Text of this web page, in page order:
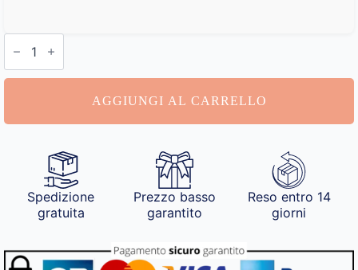
Camicia
Hawaiana
quantità
AGGIUNGI AL CARRELLO
Spedizione
gratuita
Prezzo basso
garantito
Reso entro 14
giorni